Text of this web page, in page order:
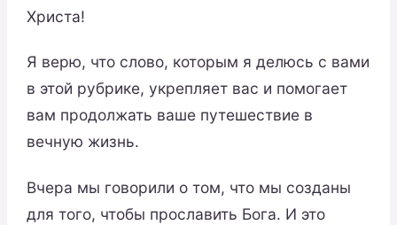
Христа!
Я верю, что слово, которым я делюсь с вами
в этой рубрике, укрепляет вас и помогает
вам продолжать ваше путешествие в
вечную жизнь.
Вчера мы говорили о том, что мы созданы
для того, чтобы прославить Бога. И это